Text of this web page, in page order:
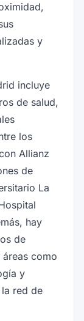
y
incluye
de salud,
los
Allianz
de
La
hay
de
como
y
red de